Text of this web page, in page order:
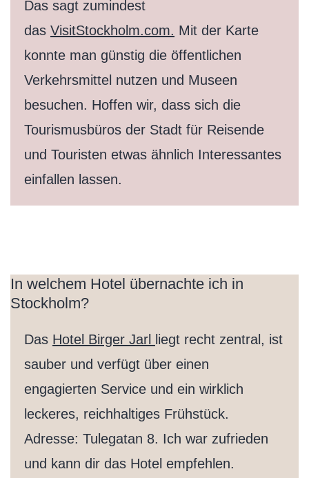
Das sagt zumindest
das VisitStockholm.com. Mit der Karte
konnte man günstig die öffentlichen
Verkehrsmittel nutzen und Museen
besuchen. Hoffen wir, dass sich die
Tourismusbüros der Stadt für Reisende
und Touristen etwas ähnlich Interessantes
einfallen lassen.
In welchem Hotel übernachte ich in
Stockholm?
Das Hotel Birger Jarl
liegt recht zentral, ist
sauber und verfügt über einen
engagierten Service und ein wirklich
leckeres, reichhaltiges Frühstück.
Adresse: Tulegatan 8. Ich war zufrieden
und kann dir das Hotel empfehlen.